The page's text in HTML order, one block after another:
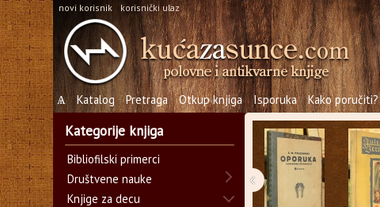
novi korisnik korisnički ulaz
Ѧ Katalog Pretraga Otkup knjiga Isporuka Kako poručiti?
‹
Kategorije knjiga
Bibliofilski primerci
Društvene nauke
Knjige za decu